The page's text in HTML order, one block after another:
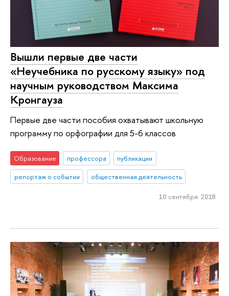
Вышли первые две части
«Неучебника по русскому языку» под
научным руководством Максима
Кронгауза
Первые две части пособия охватывают школьную
программу по орфографии для 5-6 классов
Образование профессора
публикации
репортаж о событии
общественная деятельность
10 сентября 2018